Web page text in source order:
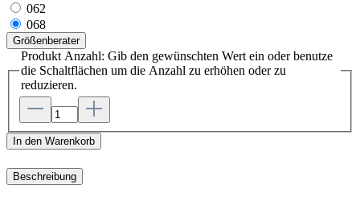
062
068
Größenberater
Produkt Anzahl: Gib den gewünschten Wert ein oder benutze
die Schaltflächen um die Anzahl zu erhöhen oder zu
reduzieren.
In den Warenkorb
Beschreibung